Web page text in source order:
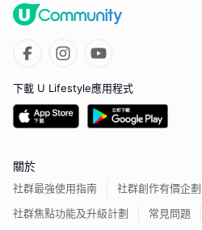
下載 U Lifestyle應用程式
關於
社群最強使用指南
社群創作有價企劃
社群焦點功能及升級計劃
常見問題